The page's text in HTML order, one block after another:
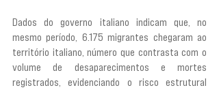
Dados do governo italiano indicam que, no
mesmo período, 6.175 migrantes chegaram ao
território italiano, número que contrasta com o
volume de desaparecimentos e mortes
registrados, evidenciando o risco estrutural